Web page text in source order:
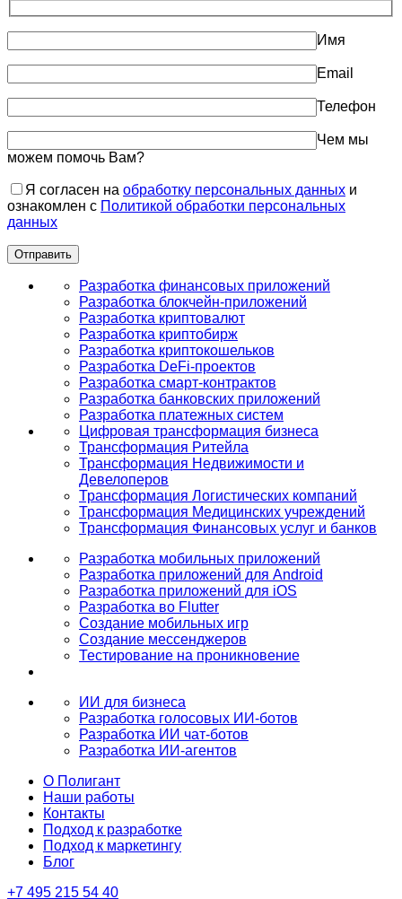
Имя
Email
Телефон
Чем мы
можем помочь Вам?
Я согласен на обработку персональных данных и
ознакомлен с Политикой обработки персональных
данных
Разработка финансовых приложений
Разработка блокчейн-приложений
Разработка криптовалют
Разработка криптобирж
Разработка криптокошельков
Разработка DeFi-проектов
Разработка смарт-контрактов
Разработка банковских приложений
Разработка платежных систем
Цифровая трансформация бизнеса
Трансформация Ритейла
Трансформация Недвижимости и
Девелоперов
Трансформация Логистических компаний
Трансформация Медицинских учреждений
Трансформация Финансовых услуг и банков
Разработка мобильных приложений
Разработка приложений для Android
Разработка приложений для iOS
Разработка во Flutter
Создание мобильных игр
Создание мессенджеров
Тестирование на проникновение
ИИ для бизнеса
Разработка голосовых ИИ-ботов
Разработка ИИ чат-ботов
Разработка ИИ-агентов
О Полигант
Наши работы
Контакты
Подход к разработке
Подход к маркетингу
Блог
+7 495 215 54 40